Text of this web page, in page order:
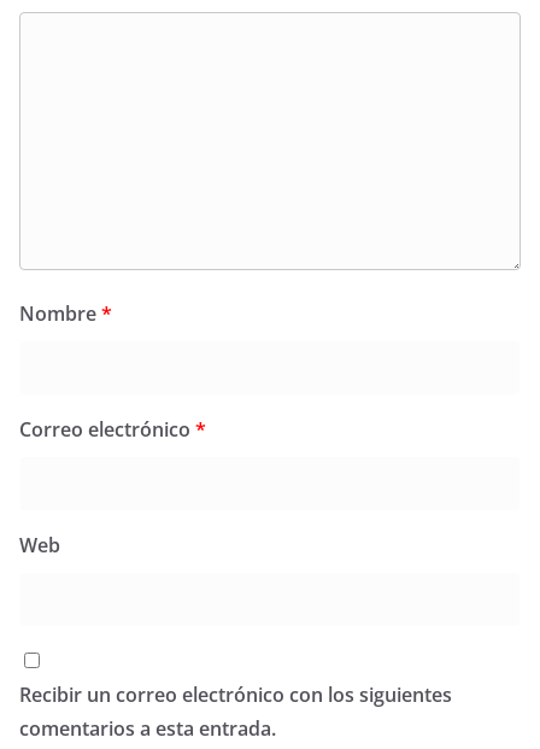
Nombre*
Correo electrónico *
Web
Recibir un correo electrónico con los siguientes
comentarios a esta entrada.